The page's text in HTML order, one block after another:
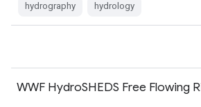
hydrography hydrology
WWF HydroSHEDS Free Flowing